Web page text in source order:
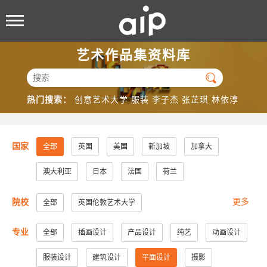
艺术作品集资料库

热门搜索： 创意艺术大学 服装 李子杰 张芷琪 林依淳
国家 全部 英国 美国 新加坡 加拿大
澳大利亚 日本 法国 荷兰
院校 全部 英国伦敦艺术大学
美国加州大学洛杉矶分校 美国加州大学圣地亚哥分校
美国纽约视觉艺术学院 美国帕森斯设计学院
更多
专业 全部 插画设计 产品设计 纯艺 动画设计
服装设计 建筑设计 平面设计 摄影